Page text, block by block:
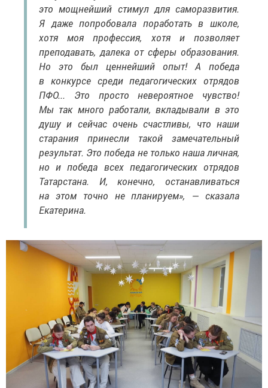
это мощнейший стимул для саморазвития.
Я даже попробовала поработать в школе,
хотя моя профессия, хотя и позволяет
преподавать, далека от сферы образования.
Но это был ценнейший опыт! А победа
в конкурсе среди педагогических отрядов
ПФО... Это просто невероятное чувство!
Мы так много работали, вкладывали в это
душу и сейчас очень счастливы, что наши
старания принесли такой замечательный
результат. Это победа не только наша личная,
но и победа всех педагогических отрядов
Татарстана. И, конечно, останавливаться
на этом точно не планируем», — сказала
Екатерина.